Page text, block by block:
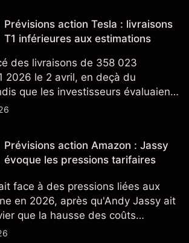
Prévisions action Tesla : livraisons
T1 inférieures aux estimations
des livraisons de 358 023
2026 le 2 avril, en deçà du
que les investisseurs évaluaient
des stocks et les projets
les objectifs de cours
tiers.
Prévisions action Amazon : Jassy
évoque les pressions tarifaires
face à des pressions liées aux
en 2026, après qu'Andy Jassy ait
que la hausse des coûts
à se répercuter sur